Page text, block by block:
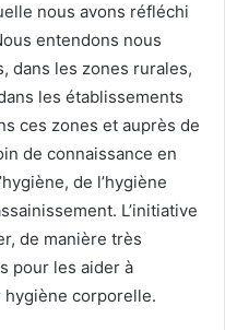
nous avons réfléchi
entendons nous
dans les zones rurales,
les établissements
ces zones et auprès de
de connaissance en
de l’hygiène
L’initiative
de manière très
pour les aider à
corporelle.